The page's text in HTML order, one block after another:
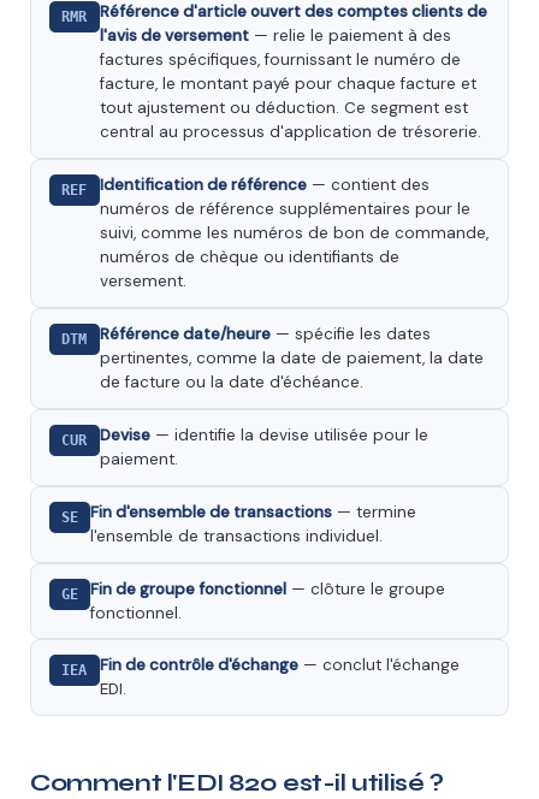
RMR
Référence d'article ouvert des comptes clients de
l'avis de versement— relie le paiement à des
factures spécifiques, fournissant le numéro de
facture, le montant payé pour chaque facture et
tout ajustement ou déduction. Ce segment est
central au processus d'application de trésorerie.
REF Identification de référence— contient des
numéros de référence supplémentaires pour le
suivi, comme les numéros de bon de commande,
numéros de chèque ou identifiants de
versement.
DTM Référence date/heure— spécifie les dates
pertinentes, comme la date de paiement, la date
de facture ou la date d'échéance.
CUR Devise— identifie la devise utilisée pour le
paiement.
SE Fin d'ensemble de transactions — termine
l'ensemble de transactions individuel.
GE Fin de groupe fonctionnel — clôture le groupe
fonctionnel.
IEA Fin de contrôle d'échange— conclut l'échange
EDI.
Comment l'EDI 820 est-il utilisé ?